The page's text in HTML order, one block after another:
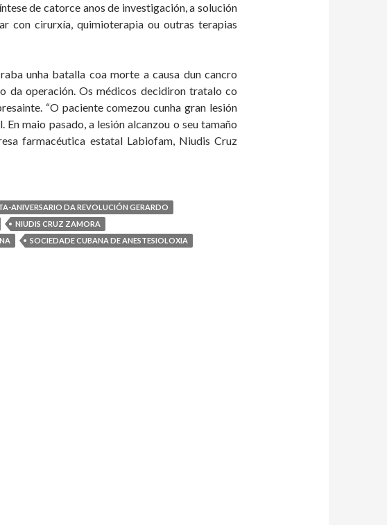
de catorce anos de investigación, a solución
con cirurxía, quimioterapia ou outras terapias
unha batalla coa morte a causa dun cancro
da operación. Os médicos decidiron tratalo co
“O paciente comezou cunha gran lesión
maio pasado, a lesión alcanzou o seu tamaño
farmacéutica estatal Labiofam, Niudis Cruz
ANIVERSARIO DA REVOLUCIÓN GERARDO
NIUDIS CRUZ ZAMORA
SOCIEDADE CUBANA DE ANESTESIOLOXIA